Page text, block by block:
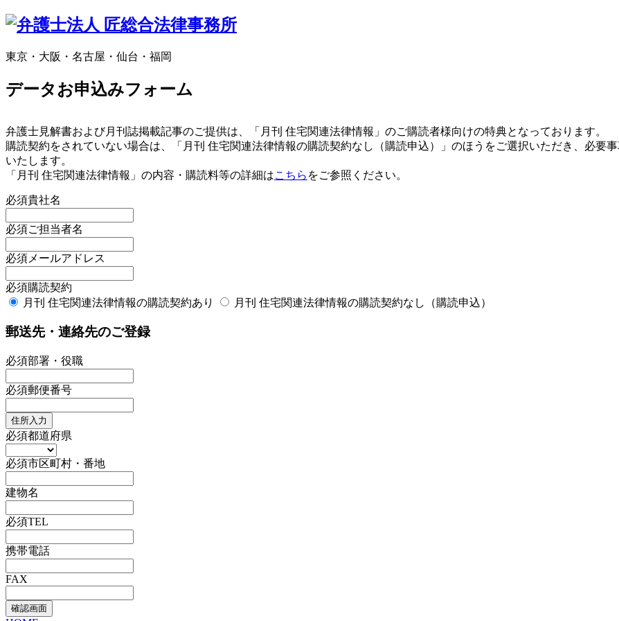
東京・大阪・名古屋・仙台・福岡
データお申込みフォーム
弁護士見解書および月刊誌掲載記事のご提供は、「月刊 住宅関連法律情報」のご購読者様向けの特典となっております。
購読契約をされていない場合は、「月刊 住宅関連法律情報の購読契約なし（購読申込）」のほうをご選択いただき、必要
いたします。
「月刊 住宅関連法律情報」の内容・購読料等の詳細はこちら をご参照ください。
必須貴社名
必須ご担当者名
必須 メールアドレス
必須購読契約
月刊 住宅関連法律情報の購読契約あり
月刊 住宅関連法律情報の購読契約なし（購読申込）
郵送先・連絡先のご登録
必須部署・役職
必須郵便番号
住所入力
必須都道府県
必須市区町村・番地
建物名
必須TEL
携帯電話
FAX
確認画面